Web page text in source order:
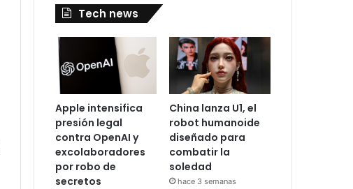
Tech news
Apple intensifica
presión legal
contra OpenAI y
excolaboradores
por robo de
secretos
China lanza U1, el
robot humanoide
diseñado para
combatir la
soledad
hace 3 semanas